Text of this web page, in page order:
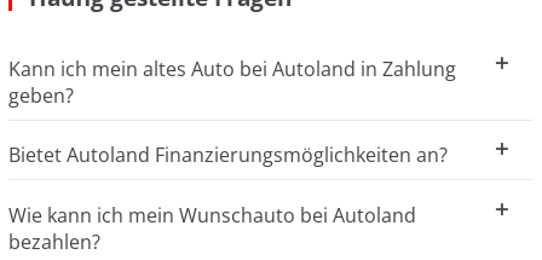
Kann ich mein altes Auto bei Autoland in Zahlung
geben?
Bietet Autoland Finanzierungsmöglichkeiten an?
Wie kann ich mein Wunschauto bei Autoland
bezahlen?